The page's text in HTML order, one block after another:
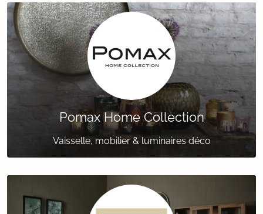
Pomax Home Collection
Vaisselle, mobilier & luminaires déco